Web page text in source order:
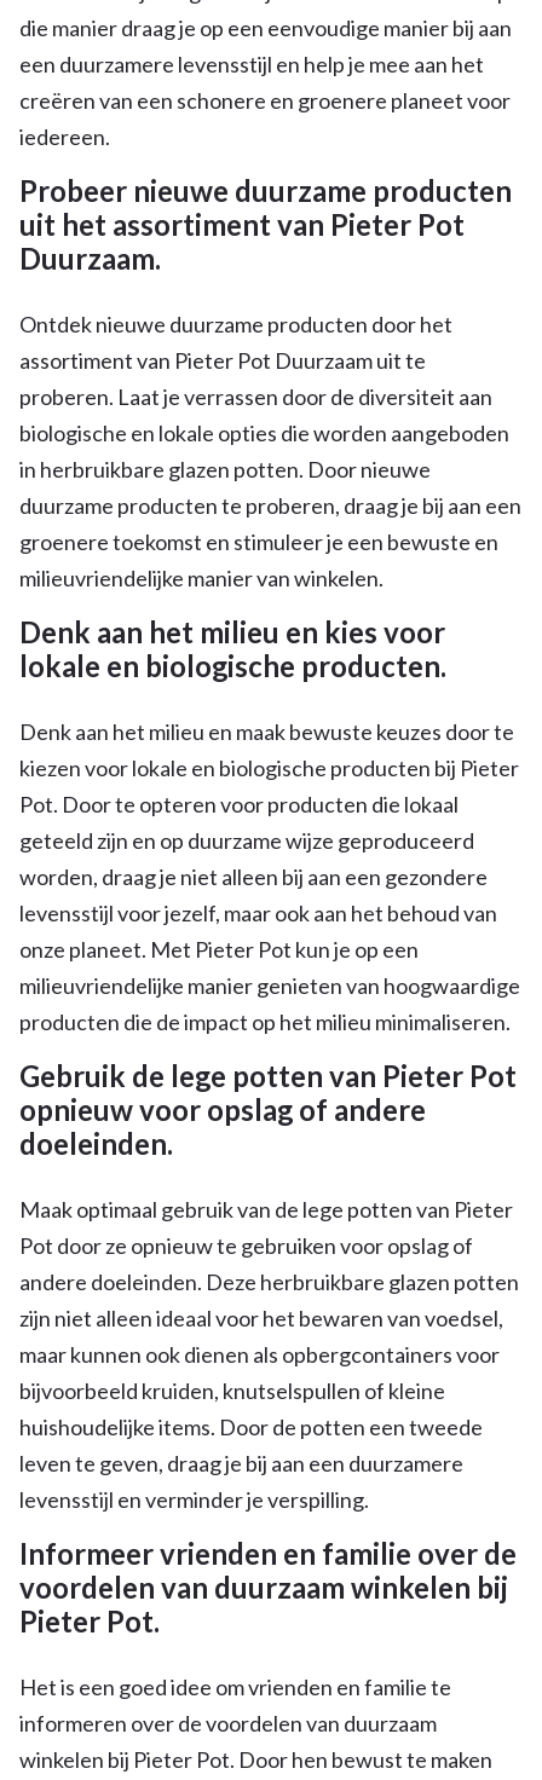
die manier draag je op een eenvoudige manier bij aan
een duurzamere levensstijl en help je mee aan het
creëren van een schonere en groenere planeet voor
iedereen.
Probeer nieuwe duurzame producten
uit het assortiment van Pieter Pot
Duurzaam.
Ontdek nieuwe duurzame producten door het
assortiment van Pieter Pot Duurzaam uit te
proberen. Laat je verrassen door de diversiteit aan
biologische en lokale opties die worden aangeboden
in herbruikbare glazen potten. Door nieuwe
duurzame producten te proberen, draag je bij aan een
groenere toekomst en stimuleer je een bewuste en
milieuvriendelijke manier van winkelen.
Denk aan het milieu en kies voor
lokale en biologische producten.
Denk aan het milieu en maak bewuste keuzes door te
kiezen voor lokale en biologische producten bij Pieter
Pot. Door te opteren voor producten die lokaal
geteeld zijn en op duurzame wijze geproduceerd
worden, draag je niet alleen bij aan een gezondere
levensstijl voor jezelf, maar ook aan het behoud van
onze planeet. Met Pieter Pot kun je op een
milieuvriendelijke manier genieten van hoogwaardige
producten die de impact op het milieu minimaliseren.
Gebruik de lege potten van Pieter Pot
opnieuw voor opslag of andere
doeleinden.
Maak optimaal gebruik van de lege potten van Pieter
Pot door ze opnieuw te gebruiken voor opslag of
andere doeleinden. Deze herbruikbare glazen potten
zijn niet alleen ideaal voor het bewaren van voedsel,
maar kunnen ook dienen als opbergcontainers voor
bijvoorbeeld kruiden, knutselspullen of kleine
huishoudelijke items. Door de potten een tweede
leven te geven, draag je bij aan een duurzamere
levensstijl en verminder je verspilling.
Informeer vrienden en familie over de
voordelen van duurzaam winkelen bij
Pieter Pot.
Het is een goed idee om vrienden en familie te
informeren over de voordelen van duurzaam
winkelen bij Pieter Pot. Door hen bewust te maken